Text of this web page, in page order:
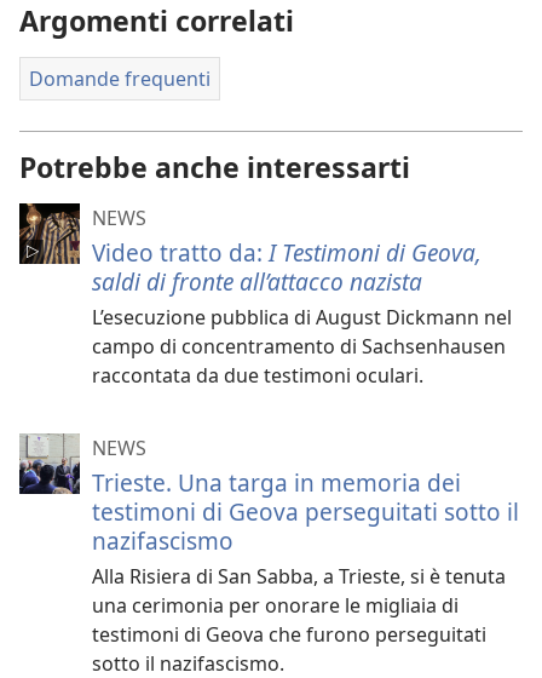
Argomenti correlati
Domande frequenti
Potrebbe anche interessarti
NEWS
Video tratto da:I Testimoni di Geova,
saldi di fronte all’attacco nazista
L’esecuzione pubblica di August Dickmann nel
campo di concentramento di Sachsenhausen
raccontata da due testimoni oculari.
NEWS
Trieste. Una targa in memoria dei
testimoni di Geova perseguitati sotto il
nazifascismo
Alla Risiera di San Sabba, a Trieste, si è tenuta
una cerimonia per onorare le migliaia di
testimoni di Geova che furono perseguitati
sotto il nazifascismo.